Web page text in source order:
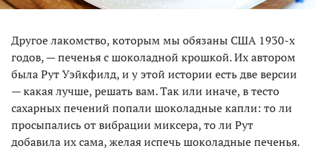
Другое лакомство, которым мы обязаны США 1930-х
годов, — печенья с шоколадной крошкой. Их автором
была Рут Уэйкфилд, и у этой истории есть две версии
— какая лучше, решать вам. Так или иначе, в тесто
сахарных печений попали шоколадные капли: то ли
просыпались от вибрации миксера, то ли Рут
добавила их сама, желая испечь шоколадные печенья.